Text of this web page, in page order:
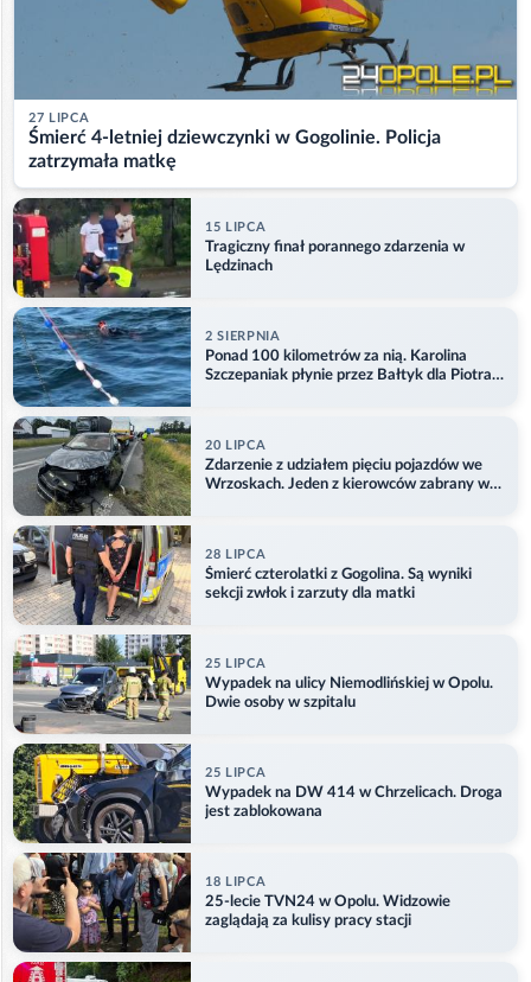
27 LIPCA
Śmierć 4-letniej dziewczynki w Gogolinie. Policja
zatrzymała matkę
15 LIPCA
Tragiczny finał porannego zdarzenia w
Lędzinach
2 SIERPNIA
Ponad 100 kilometrów za nią. Karolina
Szczepaniak płynie przez Bałtyk dla Piotra.
20 LIPCA
Zdarzenie z udziałem pięciu pojazdów we
Wrzoskach. Jeden z kierowców zabrany w
28 LIPCA
Śmierć czterolatki z Gogolina. Są wyniki
sekcji zwłok i zarzuty dla matki
25 LIPCA
Wypadek na ulicy Niemodlińskiej w Opolu.
Dwie osoby w szpitalu
25 LIPCA
Wypadek na DW 414 w Chrzelicach. Droga
jest zablokowana
18 LIPCA
25-lecie TVN24 w Opolu. Widzowie
zaglądają za kulisy pracy stacji